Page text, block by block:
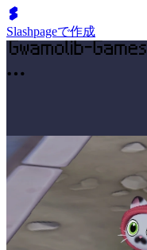
Slashpageで作成